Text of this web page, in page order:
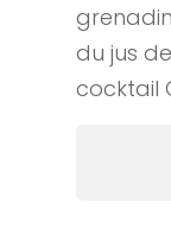
du jus
cocktail